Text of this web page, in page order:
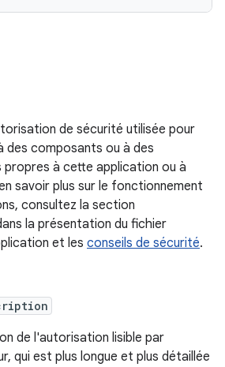
de sécurité utilisée pour
des composants ou à des
à cette application ou à
savoir plus sur le fonctionnement
consultez la section
la présentation du fichier
et les conseils de sécurité.
de l'autorisation lisible par
qui est plus longue et plus détaillée